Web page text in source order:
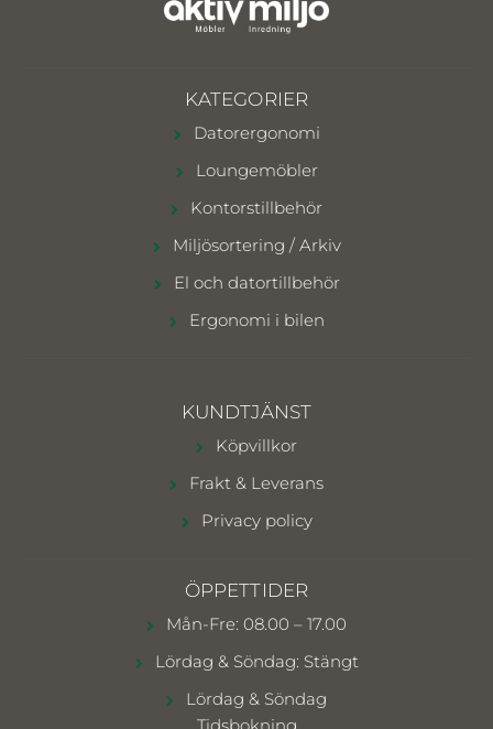
KATEGORIER
Datorergonomi
Loungemöbler
Kontorstillbehör
Miljösortering / Arkiv
El och datortillbehör
Ergonomi i bilen
KUNDTJÄNST
Köpvillkor
Frakt & Leverans
Privacy policy
ÖPPETTIDER
Mån-Fre: 08.00 – 17.00
Lördag & Söndag: Stängt
Lördag & Söndag